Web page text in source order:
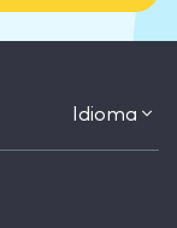
Idioma